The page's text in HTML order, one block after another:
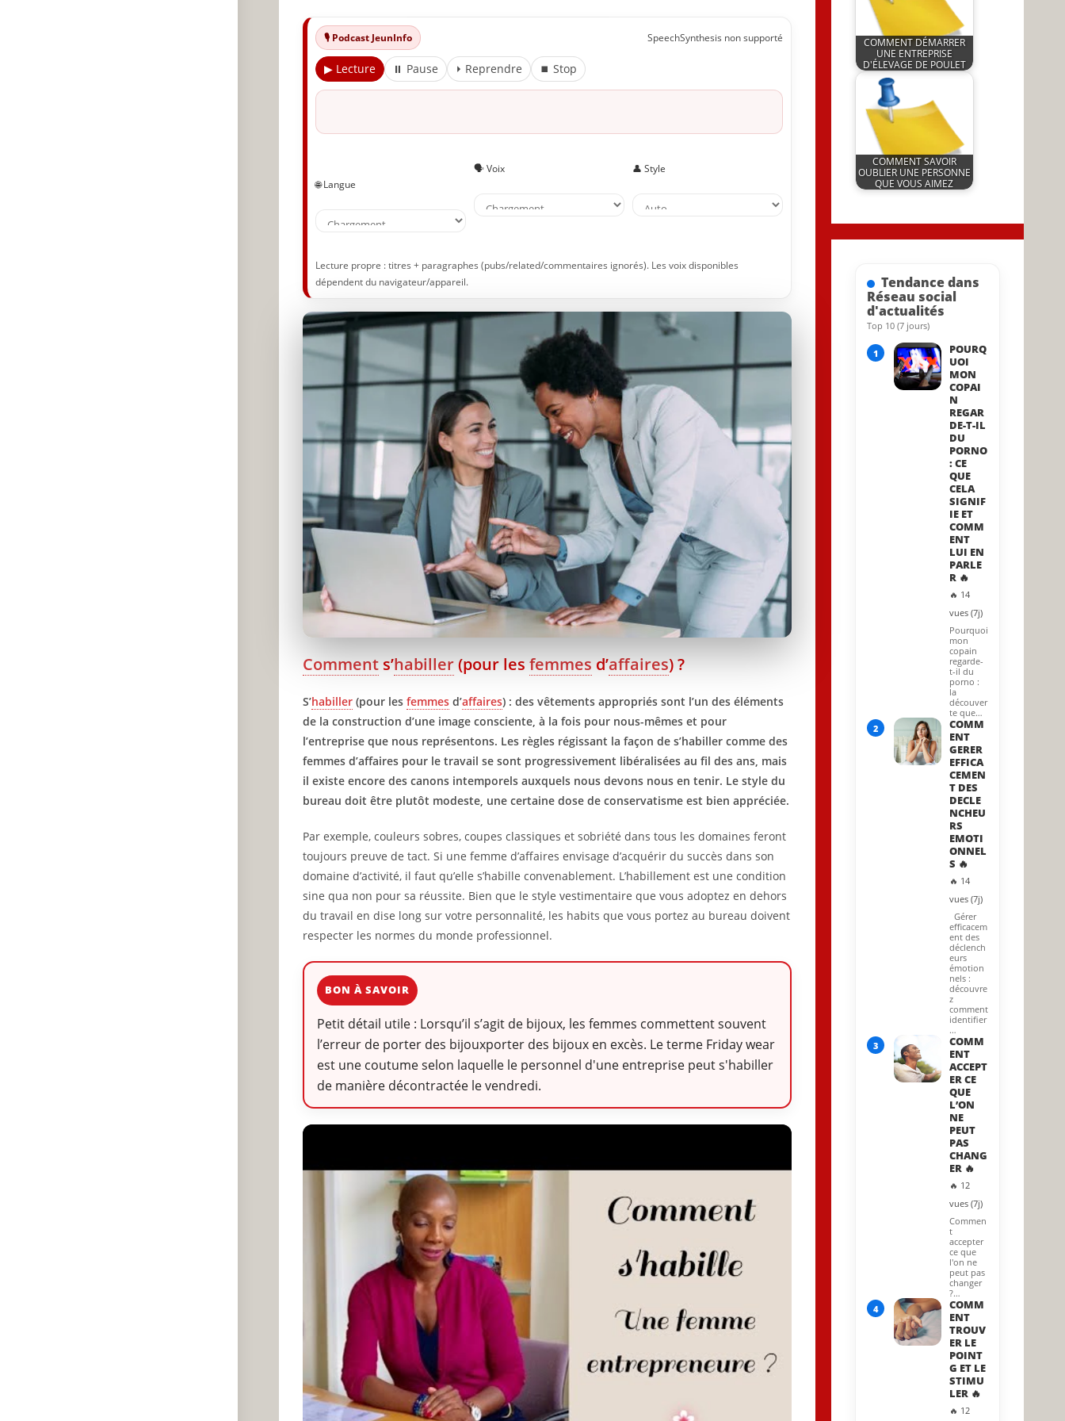
S’habiller comme des femmes d’affaires : mot de fin
🔥 À lire aussi sur JeunInfo
✨ Nouveau sur JeunInfo ?
Articles recommandés
🎙️ Podcast JeunInfo SpeechSynthesis non supporté
▶ Lecture ⏸ Pause ⏵ Reprendre ⏹ Stop
🌐 Langue
🗣️ Voix 👤 Style
Lecture propre : titres + paragraphes (pubs/related/commentaires ignorés). Les voix disponibles
dépendent du navigateur/appareil.
Comment s’habiller(pour lesfemmes d’affaires) ?
S’habiller (pour lesfemmes d’affaires) : des vêtements appropriés sont l’un des éléments
de la construction d’une image consciente, à la fois pour nous-mêmes et pour
l’entreprise que nous représentons. Les règles régissant la façon de s’habiller comme des
femmes d’affaires pour le travail se sont progressivement libéralisées au fil des ans, mais
il existe encore des canons intemporels auxquels nous devons nous en tenir. Le style du
bureau doit être plutôt modeste, une certaine dose de conservatisme est bien appréciée.
Par exemple, couleurs sobres, coupes classiques et sobriété dans tous les domaines feront
toujours preuve de tact. Si une femme d’affaires envisage d’acquérir du succès dans son
domaine d’activité, il faut qu’elle s’habille convenablement. L’habillement est une condition
sine qua non pour sa réussite. Bien que le style vestimentaire que vous adoptez en dehors
du travail en dise long sur votre personnalité, les habits que vous portez au bureau doivent
respecter les normes du monde professionnel.
BON À SAVOIR
Petit détail utile : Lorsqu’il s’agit de bijoux, les femmes commettent souvent
l’erreur de porter des bijouxporter des bijoux en excès. Le terme Friday wear
est une coutume selon laquelle le personnel d'une entreprise peut s'habiller
de manière décontractée le vendredi.
15 June 2022
COMMENT DÉMARRER
UNE ENTREPRISE
D'ÉLEVAGE DE POULET
by
JeunInfo.J.l.
COMMENT SAVOIR
OUBLIER UNE PERSONNE
QUE VOUS AIMEZ
21 March 2022
Tendance dans
Réseau social
d'actualités
Top 10 (7 jours)
1
POURQ
UOI
MON
COPAI
N
REGAR
DE-T-IL
DU
PORNO
: CE
QUE
CELA
SIGNIF
IE ET
COMM
ENT
LUI EN
PARLE
R 🔥
🔥 14
vues (7j)
Pourquoi
mon
copain
regarde-
t-il du
porno :
la
découver
te que…
2
COMM
ENT
GERER
EFFICA
CEMEN
T DES
DECLE
NCHEU
RS
EMOTI
ONNEL
S 🔥
🔥 14
vues (7j)
Gérer
efficacem
ent des
déclench
eurs
émotion
nels :
découvre
z
comment
identifier
…
3
COMM
ENT
ACCEPT
ER CE
QUE
L’ON
NE
PEUT
PAS
CHANG
ER 🔥
🔥 12
vues (7j)
Commen
t
accepter
ce que
l'on ne
peut pas
changer
?…
4
COMM
ENT
TROUV
ER LE
POINT
G ET LE
STIMU
LER 🔥
🔥 12